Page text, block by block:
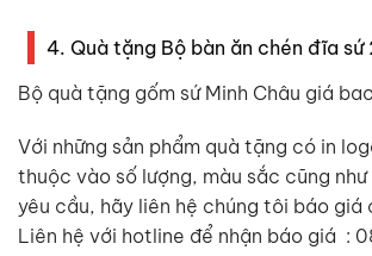
4. Quà tặng Bộ bàn ăn chén đĩa sứ
Bộ quà tặng gốm sứ Minh Châu giá
Với những sản phẩm quà tặng có in
thuộc vào số lượng, màu sắc cũng
yêu cầu, hãy liên hệ chúng tôi báo giá
Liên hệ với hotline để nhận báo giá :